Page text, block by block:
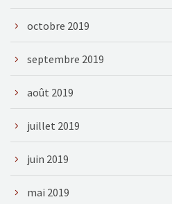
octobre 2019
septembre 2019
août 2019
juillet 2019
juin 2019
mai 2019